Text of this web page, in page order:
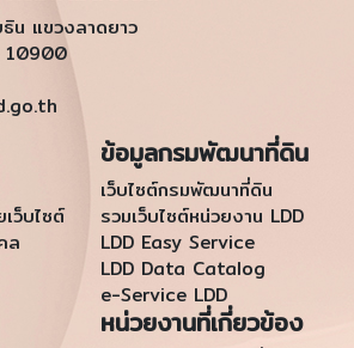
น แขวงลาดยาว
10900
ว็บไซต์
ล
ข้อมูลกรมพัฒนาที่ดิน
เว็บไซต์กรมพัฒนาที่ดิน
รวมเว็บไซต์หน่วยงาน LDD
LDD Easy Service
LDD Data Catalog
e-Service LDD
หน่วยงานที่เกี่ยวข้อง